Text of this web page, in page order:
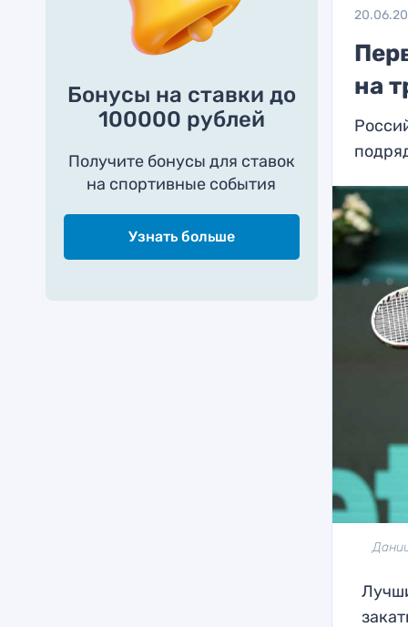
Бонусы на ставки до
100000 рублей
Получите бонусы для ставок
на спортивные события
Узнать больше
на